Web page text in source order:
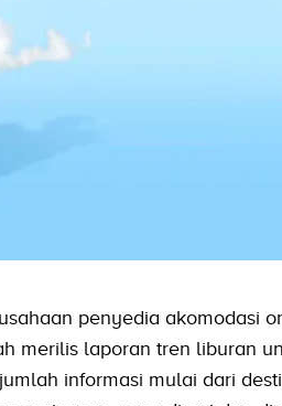
penyedia akomodasi
merilis laporan tren liburan
informasi mulai dari